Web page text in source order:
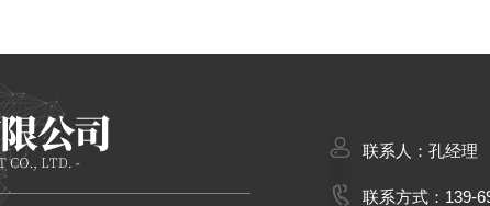
联系人：孔经理
联系方式：139-